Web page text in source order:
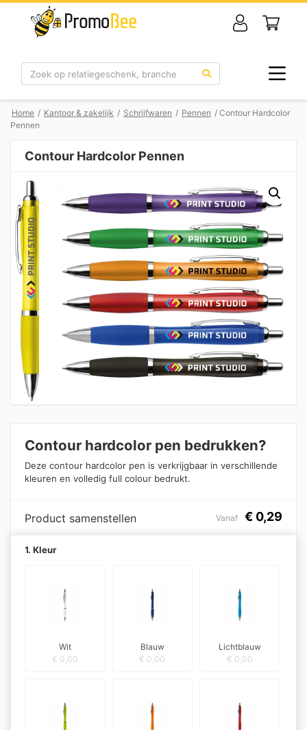
Zoek
Home / Kantoor & zakelijk / Schrijfwaren / Pennen / Contour Hardcolor
Pennen
Contour Hardcolor Pennen
Contour hardcolor pen bedrukken?
Deze contour hardcolor pen is verkrijgbaar in verschillende
kleuren en volledig full colour bedrukt.
Product samenstellen Vanaf € 0,29
1. Kleur
Wit
€ 0,00
Blauw
€ 0,00
Lichtblauw
€ 0,00